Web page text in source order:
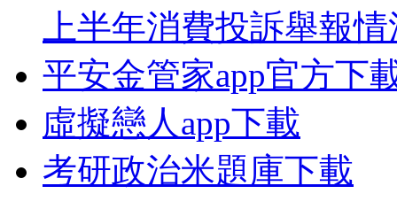
上半年消費投訴舉報
平安金管家app官方下
虛擬戀人app下載
考研政治米題庫下載